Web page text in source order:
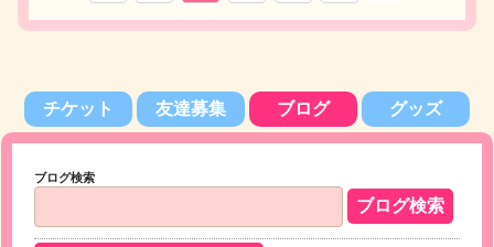
チケット 友達募集 ブログ グッズ
ブログ検索